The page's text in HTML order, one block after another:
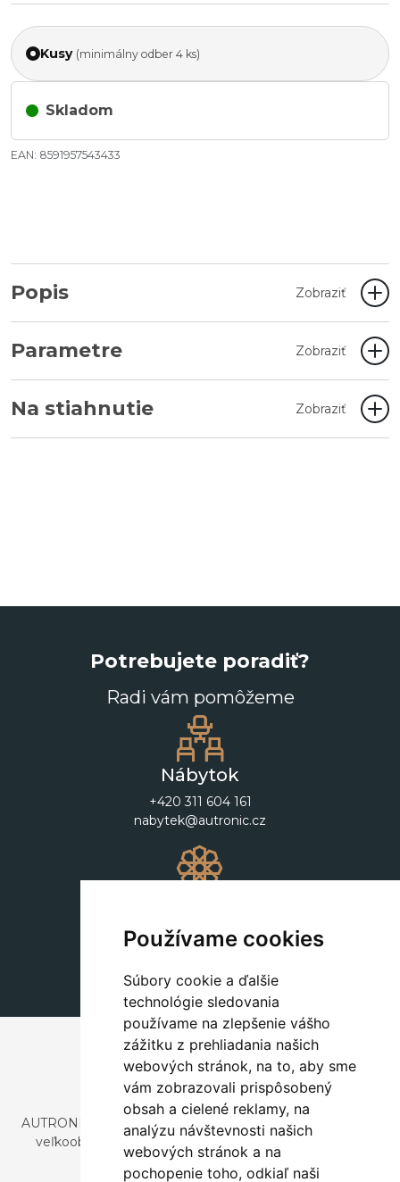
Používame cookies
Súbory cookie a ďalšie
technológie sledovania
používame na zlepšenie vášho
zážitku z prehliadania našich
webových stránok, na to, aby sme
vám zobrazovali prispôsobený
obsah a cielené reklamy, na
analýzu návštevnosti našich
webových stránok a na
pochopenie toho, odkiaľ naši
Kusy (minimálny odber 4 ks)
Skladom
EAN: 8591957543433
Popis Zobraziť
Parametre Zobraziť
Na stiahnutie Zobraziť
Potrebujete poradiť?
Radi vám pomôžeme
Nábytok
+420 311 604 161
nabytek@autronic.cz
+420 311 604 182
dekorace@autronic.cz
AUTRONIC, s.r.o. je spoločnosť zaoberajúca sa dovozom a
veľkoobchodným predajom dizajnového aj štýlového
nábytku a dekorácií.